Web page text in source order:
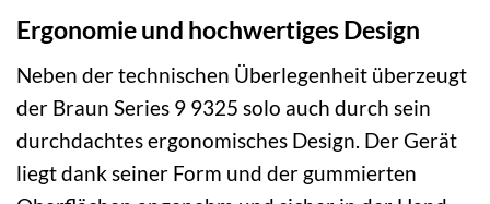
Ergonomie und hochwertiges Design
Neben der technischen Überlegenheit überzeugt
der Braun Series 9 9325 solo auch durch sein
durchdachtes ergonomisches Design. Der Gerät
liegt dank seiner Form und der gummierten